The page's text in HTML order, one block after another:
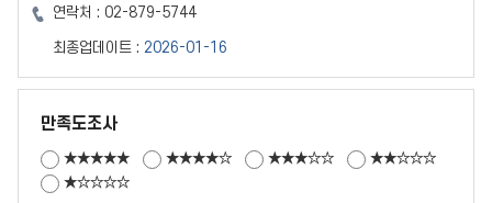
연락처 : 02-879-5744
최종업데이트 : 2026-01-16
만족도조사
★★★★★ ★★★★☆ ★★★☆☆
★★☆☆☆
★☆☆☆☆